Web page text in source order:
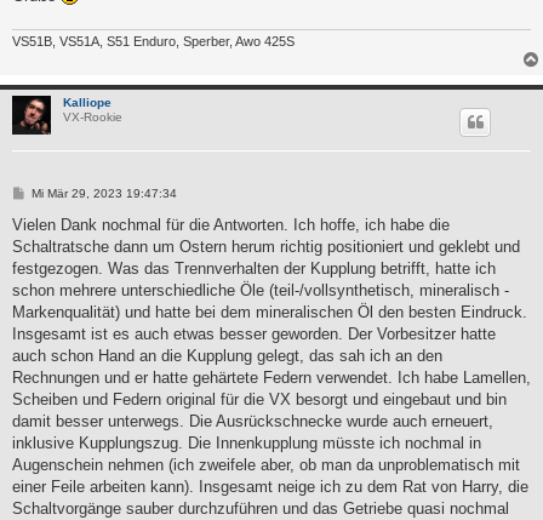
VS51B, VS51A, S51 Enduro, Sperber, Awo 425S
Kalliope
VX-Rookie
B
i
r
a
Mi Mär 29, 2023 19:47:34
Vielen Dank nochmal für die Antworten. Ich hoffe, ich habe die
Schaltratsche dann um Ostern herum richtig positioniert und geklebt und
festgezogen. Was das Trennverhalten der Kupplung betrifft, hatte ich
schon mehrere unterschiedliche Öle (teil-/vollsynthetisch, mineralisch -
Markenqualität) und hatte bei dem mineralischen Öl den besten Eindruck.
Insgesamt ist es auch etwas besser geworden. Der Vorbesitzer hatte
auch schon Hand an die Kupplung gelegt, das sah ich an den
Rechnungen und er hatte gehärtete Federn verwendet. Ich habe Lamellen,
Scheiben und Federn original für die VX besorgt und eingebaut und bin
damit besser unterwegs. Die Ausrückschnecke wurde auch erneuert,
inklusive Kupplungszug. Die Innenkupplung müsste ich nochmal in
Augenschein nehmen (ich zweifele aber, ob man da unproblematisch mit
einer Feile arbeiten kann). Insgesamt neige ich zu dem Rat von Harry, die
Schaltvorgänge sauber durchzuführen und das Getriebe quasi nochmal